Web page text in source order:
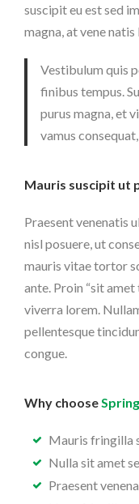
suscipit eu est sed
magna, at vene
Vestibulum quis
finibus tempus.
purus magna, et
vamus
Mauris suscipit ut
Praesent venenatis
nisl posuere, ut
mauris vitae tortor
ante. Proin “sit
viverra lorem.
pellentesque
congue.
Why choose
Mauris fringilla
Nulla sit amet
Praesent